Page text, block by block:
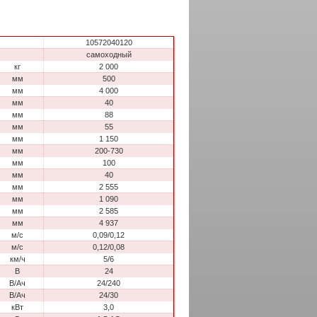
10572040120
самоходный
кг
2 000
мм
500
мм
4 000
мм
40
мм
88
мм
55
мм
1 150
мм
200-730
мм
100
мм
40
мм
2 555
мм
1 090
мм
2 585
мм
4 937
м/с
0,09/0,12
м/с
0,12/0,08
км/ч
5/6
В
24
В/Ач
24/240
В/Ач
24/30
кВт
3,0